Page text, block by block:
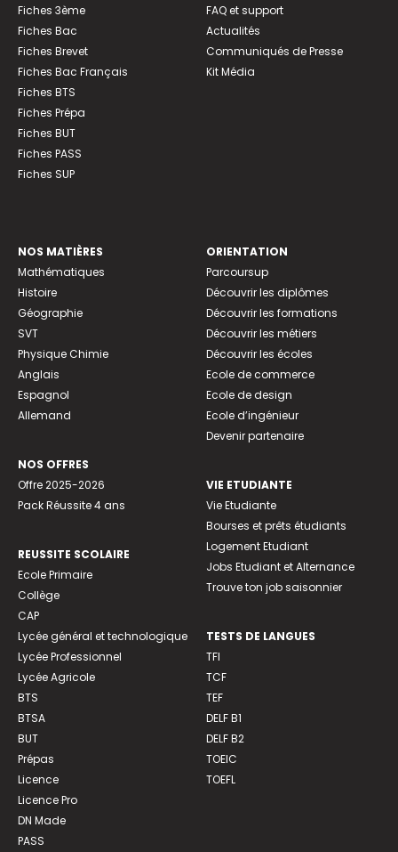
Fiches 3ème
Fiches Bac
Fiches Brevet
Fiches Bac Français
Fiches BTS
Fiches Prépa
Fiches BUT
Fiches PASS
Fiches SUP
FAQ et support
Actualités
Communiqués de Presse
Kit Média
NOS MATIÈRES
Mathématiques
Histoire
Géographie
SVT
Physique Chimie
Anglais
Espagnol
Allemand
NOS OFFRES
Offre 2025-2026
Pack Réussite 4 ans
REUSSITE SCOLAIRE
Ecole Primaire
Collège
CAP
Lycée général et technologique
Lycée Professionnel
Lycée Agricole
BTS
BTSA
BUT
Prépas
Licence
Licence Pro
DN Made
PASS
ORIENTATION
Parcoursup
Découvrir les diplômes
Découvrir les formations
Découvrir les métiers
Découvrir les écoles
Ecole de commerce
Ecole de design
Ecole d’ingénieur
Devenir partenaire
VIE ETUDIANTE
Vie Etudiante
Bourses et prêts étudiants
Logement Etudiant
Jobs Etudiant et Alternance
Trouve ton job saisonnier
TESTS DE LANGUES
TFI
TCF
TEF
DELF B1
DELF B2
TOEIC
TOEFL